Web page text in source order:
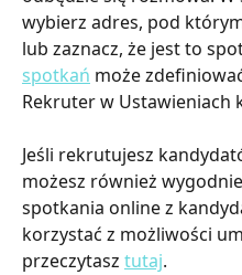
wybierz adres, pod
lub zaznacz, że jest to
spotkań może
Rekruter w Ustawieniach
Jeśli rekrutujesz
możesz również
spotkania online z
korzystać z możliwości
przeczytasz tutaj.